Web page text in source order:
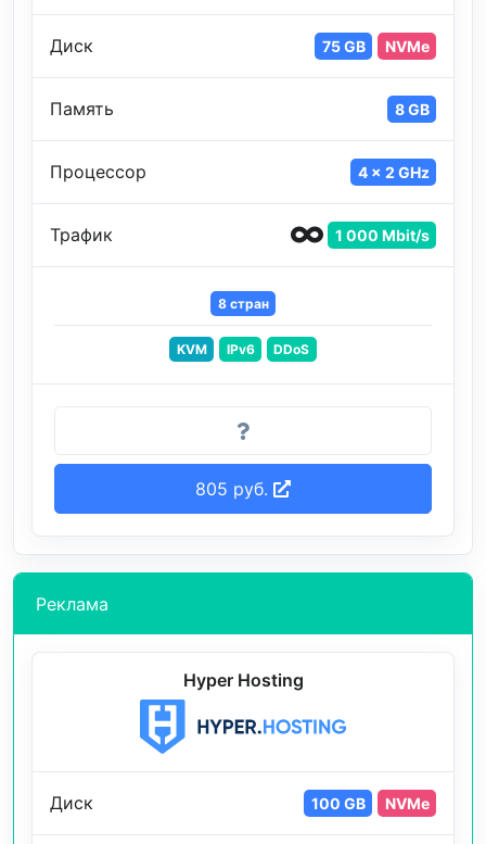
Диск 75 GB NVMe
Память 8 GB
Процессор 4 x 2 GHz
Трафик 1 000 Mbit/s
8 стран
KVM IPv6 DDoS
805 руб.
Реклама
Hyper Hosting
Диск 100 GB NVMe